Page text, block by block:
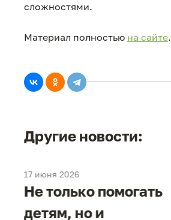
сложностями.
Материал полностью на сайте.
Другие новости:
17 июня 2026
Не только помогать
детям, но и